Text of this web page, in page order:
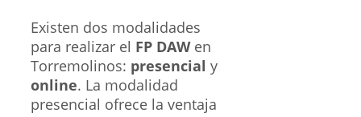
Existen dos modalidades
para realizar el FP DAWen
Torremolinos: presencial y
online. La modalidad
presencial ofrece la ventaja